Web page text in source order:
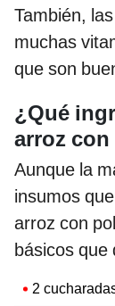
También,
muchas
que son
¿Qué
arroz
Aunque la
insumos
arroz con
básicos que
2